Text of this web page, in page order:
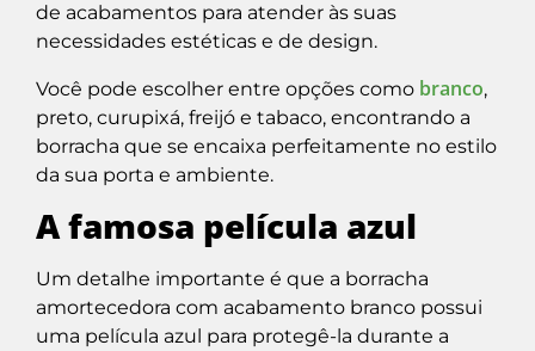
de acabamentos para atender às suas
necessidades estéticas e de design.
Você pode escolher entre opções como branco,
preto, curupixá, freijó e tabaco, encontrando a
borracha que se encaixa perfeitamente no estilo
da sua porta e ambiente.
A famosa película azul
Um detalhe importante é que a borracha
amortecedora com acabamento branco possui
uma película azul para protegê-la durante a